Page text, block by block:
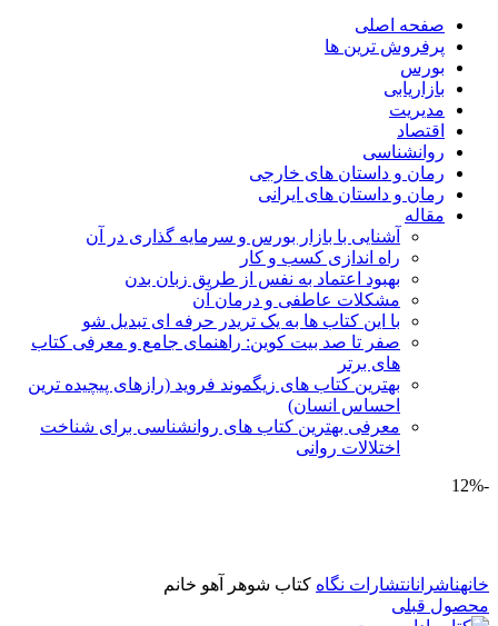
صفحه اصلی
پرفروش ترین ها
بورس
بازاریابی
مدیریت
اقتصاد
روانشناسی
رمان و داستان های خارجی
رمان و داستان های ایرانی
مقاله
آشنایی با بازار بورس و سرمایه گذاری در آن
راه اندازی کسب و کار
بهبود اعتماد به نفس از طریق زبان بدن
مشکلات عاطفی و درمان آن
با این کتاب ها به یک تریدر حرفه ای تبدیل شو
صفر تا صد بیت کوین: راهنمای جامع و معرفی کتاب
های برتر
بهترین کتاب های زیگموند فروید (رازهای پیچیده ترین
احساس انسان)
معرفی بهترین کتاب های روانشناسی برای شناخت
اختلالات روانی
-12%
خانهناشرانانتشارات نگاه کتاب شوهر آهو خانم
محصول قبلی